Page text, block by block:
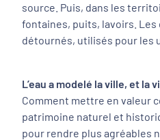
source. Puis, dans les
fontaines, puits, lavoirs. Les
détournés, utilisés pour les
L’eau a modelé la ville, et la
Comment mettre en valeur
patrimoine naturel et
pour rendre plus agréables